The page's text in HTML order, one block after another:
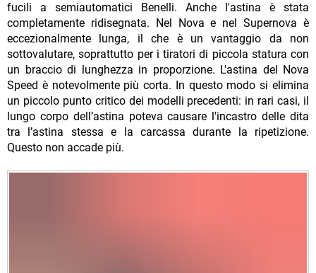
fucili a semiautomatici Benelli. Anche l'astina è stata
completamente ridisegnata. Nel Nova e nel Supernova è
eccezionalmente lunga, il che è un vantaggio da non
sottovalutare, soprattutto per i tiratori di piccola statura con
un braccio di lunghezza in proporzione. L'astina del Nova
Speed è notevolmente più corta. In questo modo si elimina
un piccolo punto critico dei modelli precedenti: in rari casi, il
lungo corpo dell’astina poteva causare l'incastro delle dita
tra l’astina stessa e la carcassa durante la ripetizione.
Questo non accade più.